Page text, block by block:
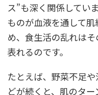
ス”も深く関係してい
ものが血液を通して
め、食生活の乱れは
表れるのです。
たとえば、野菜不足
どが続くと、肌のタ